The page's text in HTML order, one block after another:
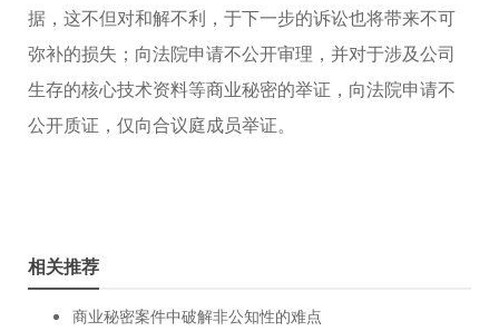
据，这不但对和解不利，于下一步的诉讼也将带来不可
弥补的损失；向法院申请不公开审理，并对于涉及公司
生存的核心技术资料等商业秘密的举证，向法院申请不
公开质证，仅向合议庭成员举证。
相关推荐
商业秘密案件中破解非公知性的难点